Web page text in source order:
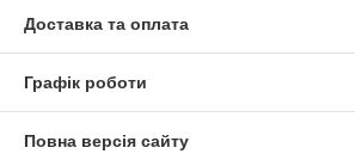
Доставка та оплата
Графік роботи
Повна версія сайту